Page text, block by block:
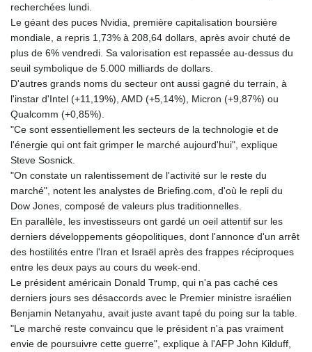
GNF
8756.649224
GTQ 7.607144
HKD 7.842304
HNL 26.723176
HTG 130.363707
HUF 314.060388
ILS 2.99985
IMP 0.74148
INR 95.210504
IQD
1306.058902
IRR
ISK 123.340386
JEP 0.74148
JMD 158.335856
JOD 0.70904
JPY 157.80604
recherchées lundi.
Le géant des puces Nvidia, première capitalisation boursière
mondiale, a repris 1,73% à 208,64 dollars, après avoir chuté de
plus de 6% vendredi. Sa valorisation est repassée au-dessus du
seuil symbolique de 5.000 milliards de dollars.
D'autres grands noms du secteur ont aussi gagné du terrain, à
l'instar d'Intel (+11,19%), AMD (+5,14%), Micron (+9,87%) ou
Qualcomm (+0,85%).
"Ce sont essentiellement les secteurs de la technologie et de
l'énergie qui ont fait grimper le marché aujourd'hui", explique
Steve Sosnick.
"On constate un ralentissement de l'activité sur le reste du
marché", notent les analystes de Briefing.com, d'où le repli du
Dow Jones, composé de valeurs plus traditionnelles.
En parallèle, les investisseurs ont gardé un oeil attentif sur les
derniers développements géopolitiques, dont l'annonce d'un arrêt
des hostilités entre l'Iran et Israël après des frappes réciproques
entre les deux pays au cours du week-end.
Le président américain Donald Trump, qui n'a pas caché ces
derniers jours ses désaccords avec le Premier ministre israélien
Benjamin Netanyahu, avait juste avant tapé du poing sur la table.
"Le marché reste convaincu que le président n'a pas vraiment
envie de poursuivre cette guerre", explique à l'AFP John Kilduff,